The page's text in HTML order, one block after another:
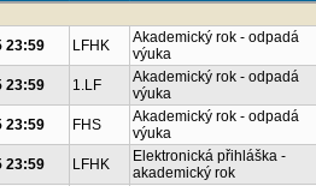
23:59 LFHK
Akademický rok - odpadá
výuka
23:59 1.LF
Akademický rok - odpadá
výuka
23:59 FHS
Akademický rok - odpadá
výuka
23:59 LFHK
Elektronická přihláška -
akademický rok